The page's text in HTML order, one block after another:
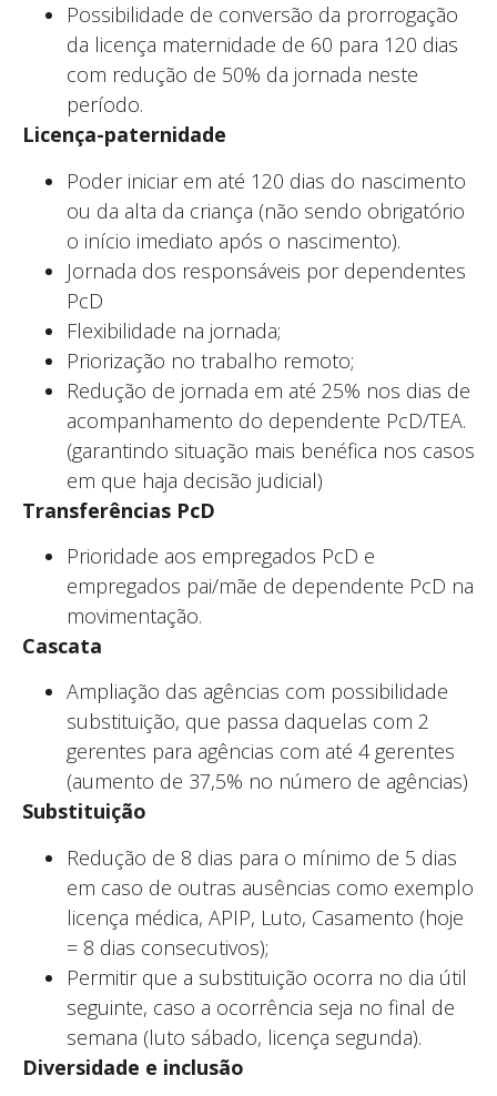
Possibilidade de conversão da prorrogação
da licença maternidade de 60 para 120 dias
com redução de 50% da jornada neste
período.
Licença-paternidade
Poder iniciar em até 120 dias do nascimento
ou da alta da criança (não sendo obrigatório
o início imediato após o nascimento).
Jornada dos responsáveis por dependentes
PcD
Flexibilidade na jornada;
Priorização no trabalho remoto;
Redução de jornada em até 25% nos dias de
acompanhamento do dependente PcD/TEA.
(garantindo situação mais benéfica nos casos
em que haja decisão judicial)
Transferências PcD
Prioridade aos empregados PcD e
empregados pai/mãe de dependente PcD na
movimentação.
Cascata
Ampliação das agências com possibilidade
substituição, que passa daquelas com 2
gerentes para agências com até 4 gerentes
(aumento de 37,5% no número de agências)
Substituição
Redução de 8 dias para o mínimo de 5 dias
em caso de outras ausências como exemplo
licença médica, APIP, Luto, Casamento (hoje
= 8 dias consecutivos);
Permitir que a substituição ocorra no dia útil
seguinte, caso a ocorrência seja no final de
semana (luto sábado, licença segunda).
Diversidade e inclusão